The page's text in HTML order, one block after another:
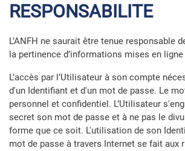
RESPONSABILITE
L’ANFH ne saurait être tenue responsable
la pertinence d’informations mises en ligne
L’accès par l’Utilisateur à son compte
d'un Identifiant et d'un mot de passe. Le
personnel et confidentiel. L’Utilisateur
secret son mot de passe et à ne pas le
forme que ce soit. L'utilisation de son
mot de passe à travers Internet se fait aux